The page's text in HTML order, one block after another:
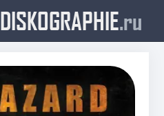
DISKOGRAPHIE.ru